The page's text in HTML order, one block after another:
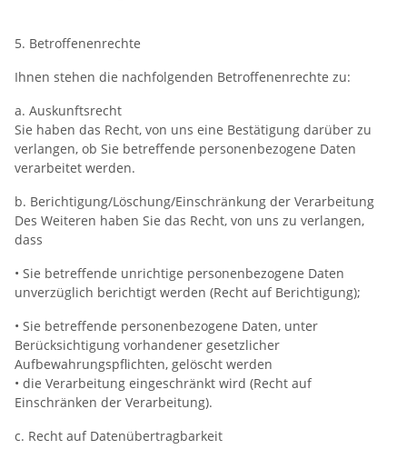
5. Betroffenenrechte
Ihnen stehen die nachfolgenden Betroffenenrechte zu:
a. Auskunftsrecht
Sie haben das Recht, von uns eine Bestätigung darüber zu
verlangen, ob Sie betreffende personenbezogene Daten
verarbeitet werden.
b. Berichtigung/Löschung/Einschränkung der Verarbeitung
Des Weiteren haben Sie das Recht, von uns zu verlangen,
dass
• Sie betreffende unrichtige personenbezogene Daten
unverzüglich berichtigt werden (Recht auf Berichtigung);
• Sie betreffende personenbezogene Daten, unter
Berücksichtigung vorhandener gesetzlicher
Aufbewahrungspflichten, gelöscht werden
• die Verarbeitung eingeschränkt wird (Recht auf
Einschränken der Verarbeitung).
c. Recht auf Datenübertragbarkeit